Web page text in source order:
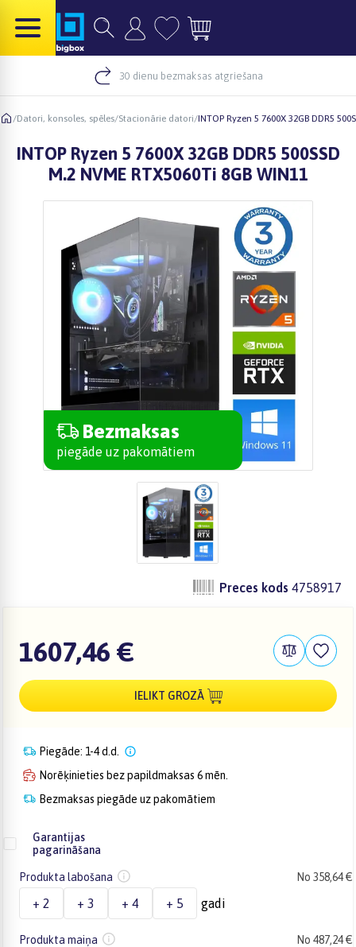
30 dienu bezmaksas atgriešana
/Datori, konsoles, spēles/Stacionārie datori/INTOP Ryzen 5 7600X 32GB DDR5
INTOP Ryzen 5 7600X 32GB DDR5 500SSD
M.2 NVME RTX5060Ti 8GB WIN11
Bezmaksas
piegāde uz pakomātiem
Preces kods 4758917
1607,46 €
IELIKT GROZĀ
Piegāde: 1-4 d.d.
Norēķinieties bez papildmaksas 6 mēn.
Bezmaksas piegāde uz pakomātiem
Garantijas
pagarināšana
Produkta labošana No 358,64 €
+ 2 + 3 + 4 + 5 gadi
Produkta maiņa No 487,24 €